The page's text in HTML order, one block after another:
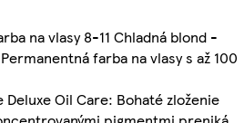
na vlasy 8-11 Chladná blond -
farba na vlasy s až 100
Oil Care: Bohaté zloženie